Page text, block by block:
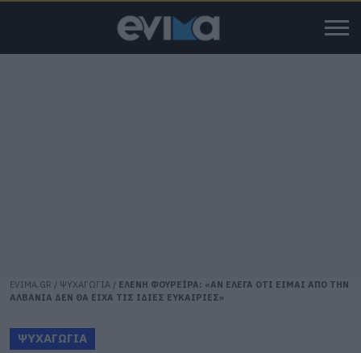
EVIMA.GR / ΨΥΧΑΓΩΓΙΑ / ΕΛΕΝΗ ΦΟΥΡΕΪΡΑ: «ΑΝ ΕΛΕΓΑ ΟΤΙ ΕΙΜΑΙ ΑΠΟ ΤΗΝ
ΑΛΒΑΝΙΑ ΔΕΝ ΘΑ ΕΙΧΑ ΤΙΣ ΙΔΙΕΣ ΕΥΚΑΙΡΙΕΣ»
ΨΥΧΑΓΩΓΙΑ